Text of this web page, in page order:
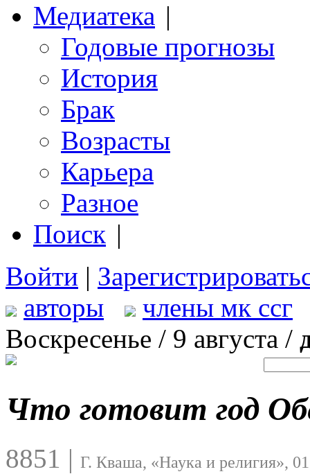
Медиатека |
Годовые прогнозы
История
Брак
Возрасты
Карьера
Разное
Поиск |
Войти |
авторы
члены мк ссг
Воскресенье / 9 августа /
Что готовит год
8851 | Г. Кваша, «Наука и религия»,